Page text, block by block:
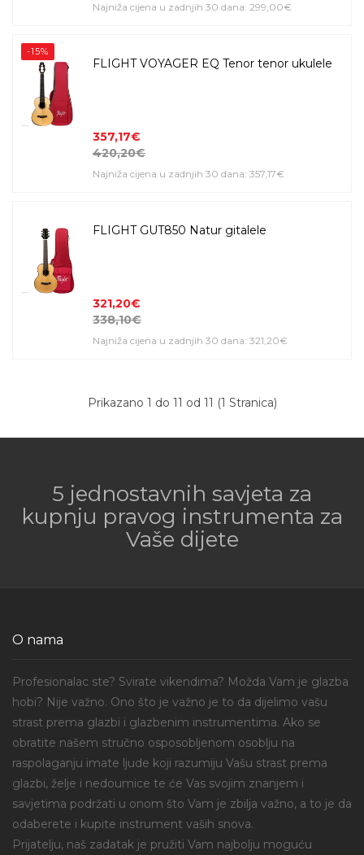
Najniža cijena u zadnjih 30 dana: 299,00€
-15%
FLIGHT VOYAGER EQ Tenor tenor ukulele
357,17€
420,20€
Najniža cijena u zadnjih 30 dana: 357,17€
FLIGHT GUT850 Natur gitalele
321,20€
338,10€
Najniža cijena u zadnjih 30 dana: 321,20€
Prikazano 1 do 11 od 11 (1 Stranica)
5 jednostavnih savjeta za
kupnju pravog instrumenta za
Vaše dijete
O nama
Profesionalac ste? Svirate vikendima? Možda Vam je glazba
hobi? Nije važno. Ono što je važno je to da dijelimo vašu
strast prema glazbi i glazbenim instrumentima. Ako se
obratite našem stručno osposobljenom osoblju na
raspolaganju imate ljude koji razumiju Vašu strast prema
glazbi, želje i nedoumice te će Vas svojim znanjem i
savjetima podržati u onom što Vam je zbilja važno, a to je da
odaberete i kupite instrument vaših snova.
Prijatelju, naš zadatak je pružiti Vam najbolju moguću